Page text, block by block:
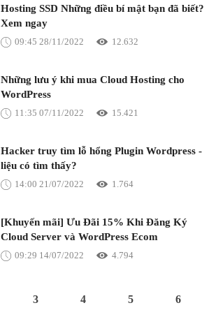
Hosting SSD Những điều bí mật bạn đã biết?
Xem ngay
09:45 28/11/2022 12.632
Những lưu ý khi mua Cloud Hosting cho
WordPress
11:35 07/11/2022 15.421
Hacker truy tìm lỗ hổng Plugin Wordpress -
liệu có tìm thấy?
14:00 21/07/2022 1.764
[Khuyến mãi] Ưu Đãi 15% Khi Đăng Ký
Cloud Server và WordPress Ecom
09:29 14/07/2022 4.794
3 4 5 6